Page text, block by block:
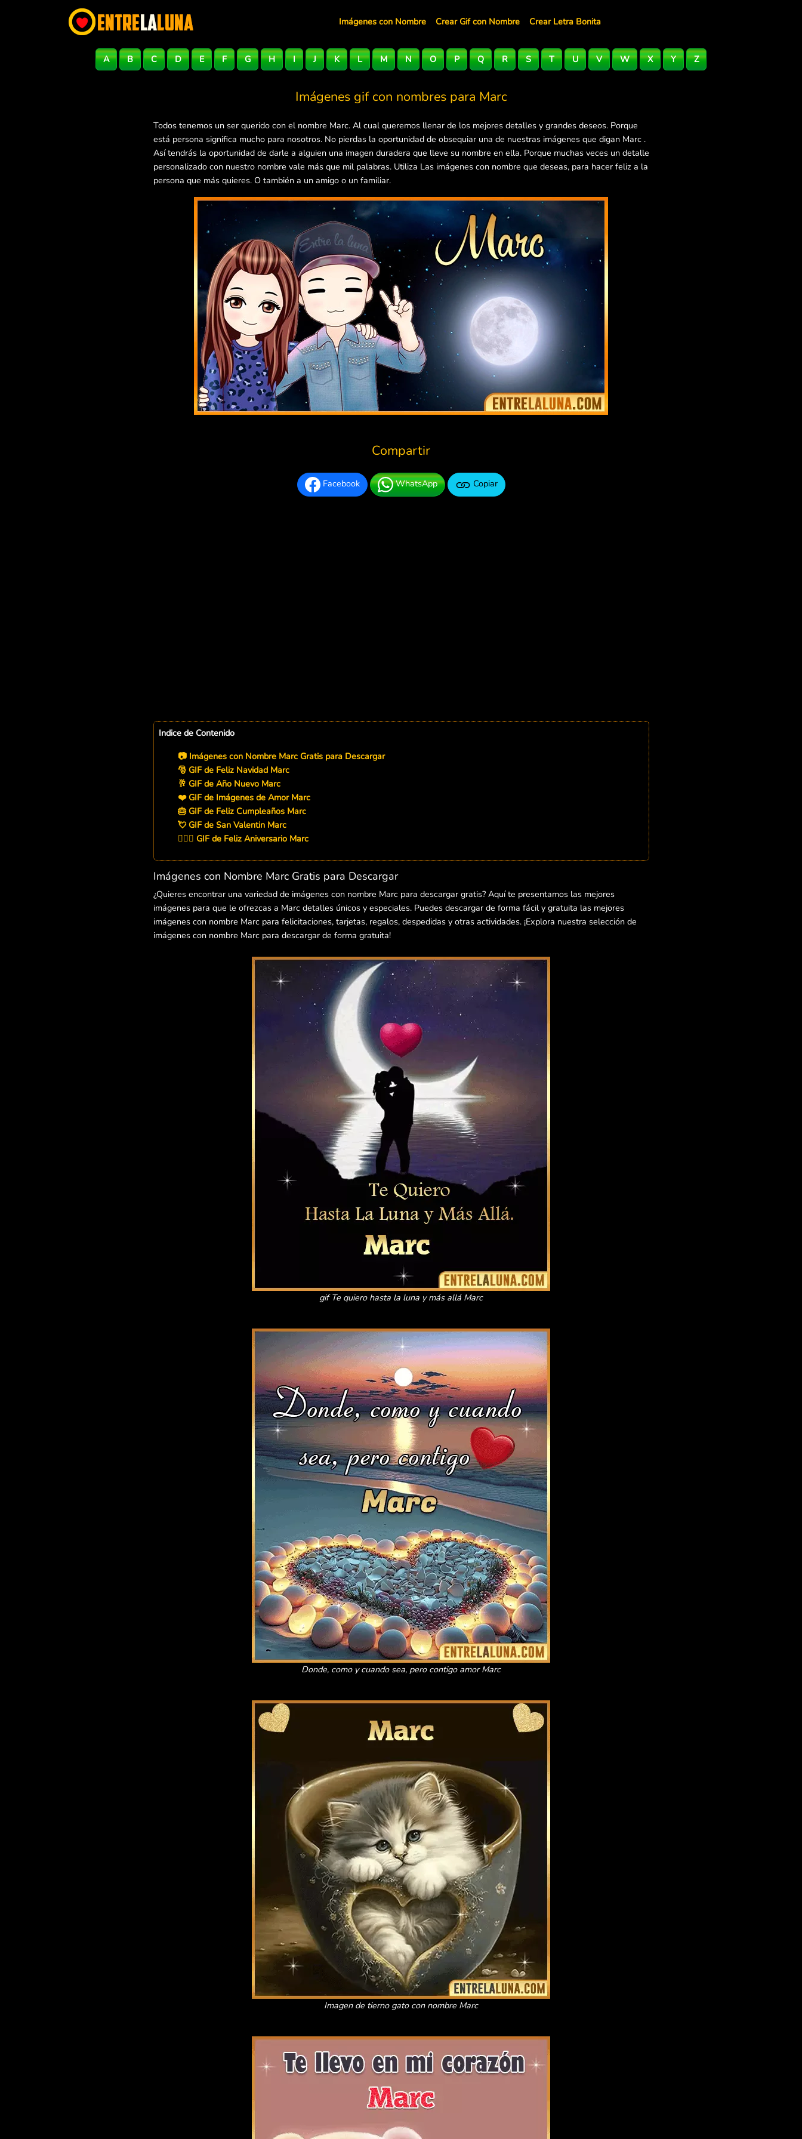
Imágenes con Nombre Crear Gif con Nombre Crear Letra Bonita
A B C D E F G H I J K L M N O P Q R S T U V W X Y Z
Imágenes gif con nombres para Marc
Todos tenemos un ser querido con el nombre Marc. Al cual queremos llenar de los mejores detalles y grandes deseos. Porque
está persona significa mucho para nosotros. No pierdas la oportunidad de obsequiar una de nuestras imágenes que digan Marc .
Así tendrás la oportunidad de darle a alguien una imagen duradera que lleve su nombre en ella. Porque muchas veces un detalle
personalizado con nuestro nombre vale más que mil palabras. Utiliza Las imágenes con nombre que deseas, para hacer feliz a la
persona que más quieres. O también a un amigo o un familiar.
Compartir
Facebook WhatsApp Copiar
Indice de Contenido
📷 Imágenes con Nombre Marc Gratis para Descargar
🎅 GIF de Feliz Navidad Marc
🥂 GIF de Año Nuevo Marc
❤️ GIF de Imágenes de Amor Marc
🎂 GIF de Feliz Cumpleaños Marc
💘 GIF de San Valentin Marc
👨‍❤️‍👨 GIF de Feliz Aniversario Marc
Imágenes con Nombre Marc Gratis para Descargar
¿Quieres encontrar una variedad de imágenes con nombre Marc para descargar gratis? Aquí te presentamos las mejores
imágenes para que le ofrezcas a Marc detalles únicos y especiales. Puedes descargar de forma fácil y gratuita las mejores
imágenes con nombre Marc para felicitaciones, tarjetas, regalos, despedidas y otras actividades. ¡Explora nuestra selección de
imágenes con nombre Marc para descargar de forma gratuita!
gif Te quiero hasta la luna y más allá Marc
Donde, como y cuando sea, pero contigo amor Marc
Imagen de tierno gato con nombre Marc